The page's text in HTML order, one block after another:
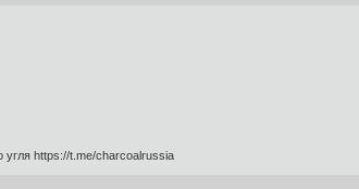
https://t.me/charcoalrussia